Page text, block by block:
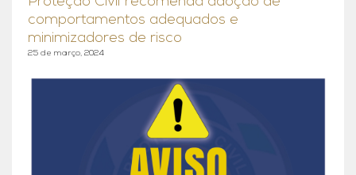
comportamentos adequados e
minimizadores de risco
25 de março, 2024